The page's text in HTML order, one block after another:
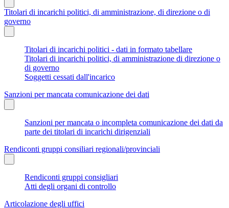
Titolari di incarichi politici, di amministrazione, di direzione o di
governo
Titolari di incarichi politici - dati in formato tabellare
Titolari di incarichi politici, di amministrazione di direzione o
di governo
Soggetti cessati dall'incarico
Sanzioni per mancata comunicazione dei dati
Sanzioni per mancata o incompleta comunicazione dei dati da
parte dei titolari di incarichi dirigenziali
Rendiconti gruppi consiliari regionali/provinciali
Rendiconti gruppi consigliari
Atti degli organi di controllo
Articolazione degli uffici